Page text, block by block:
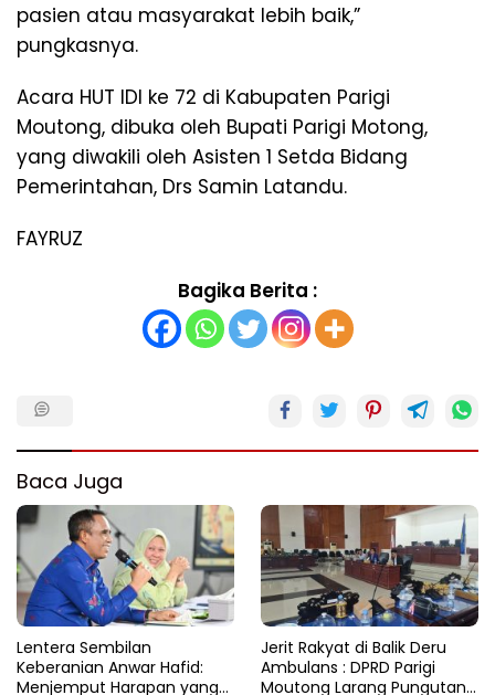
pasien atau masyarakat lebih baik,”
pungkasnya.
Acara HUT IDI ke 72 di Kabupaten Parigi
Moutong, dibuka oleh Bupati Parigi Motong,
yang diwakili oleh Asisten 1 Setda Bidang
Pemerintahan, Drs Samin Latandu.
FAYRUZ
Bagika Berita :
Baca Juga
Lentera Sembilan
Keberanian Anwar Hafid:
Menjemput Harapan yang
Jerit Rakyat di Balik Deru
Ambulans : DPRD Parigi
Moutong Larang Pungutan